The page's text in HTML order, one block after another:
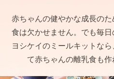
赤ちゃんの健やかな成長の
食は欠かせません。でも毎
ヨシケイのミールキットな
て赤ちゃんの離乳食も作